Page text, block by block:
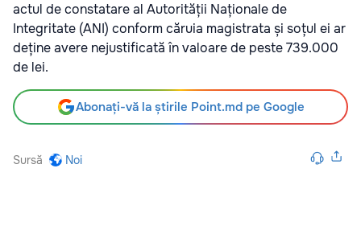
actul de constatare al Autorității Naționale de
Integritate (ANI) conform căruia magistrata și soțul ei ar
deține avere nejustificată în valoare de peste 739.000
de lei.
Abonați-vă la știrile Point.md pe Google
Sursă Noi